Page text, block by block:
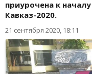
приурочена к
Кaвказ-2020.
21 сентября 2020, 18:11